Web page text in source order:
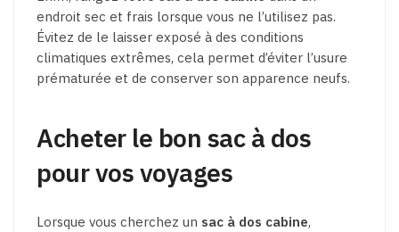
endroit sec et frais lorsque vous ne l’utilisez pas.
Évitez de le laisser exposé à des conditions
climatiques extrêmes, cela permet d’éviter l’usure
prématurée et de conserver son apparence neufs.
Acheter le bon sac à dos
pour vos voyages
Lorsque vous cherchez un sac à dos cabine,